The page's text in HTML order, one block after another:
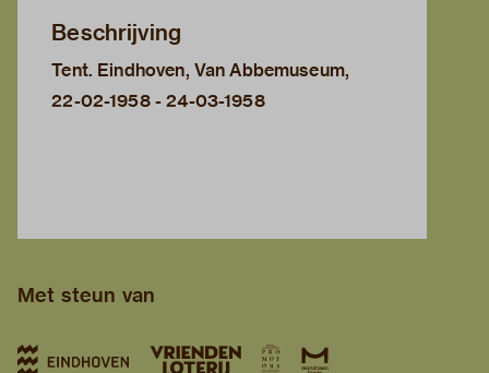
Beschrijving
Tent. Eindhoven, Van Abbemuseum,
22-02-1958 - 24-03-1958
Met steun van